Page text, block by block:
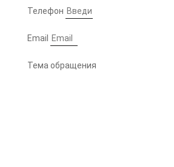
Телефон
Email
Тема обращения